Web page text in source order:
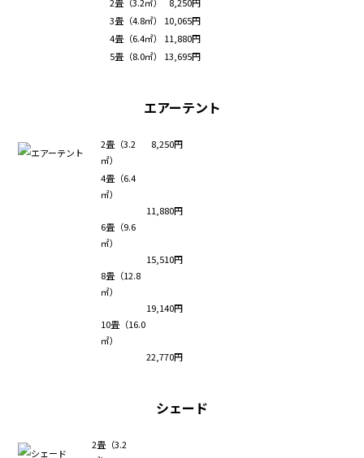
3畳（4.8㎡）
10,065円
4畳（6.4㎡）
11,880円
5畳（8.0㎡）
13,695円
エアーテント
2畳（3.2
㎡）
8,250円
4畳（6.4
㎡）
11,880円
6畳（9.6
㎡）
15,510円
8畳（12.8
㎡）
19,140円
10畳（16.0
㎡）
22,770円
シェード
2畳（3.2